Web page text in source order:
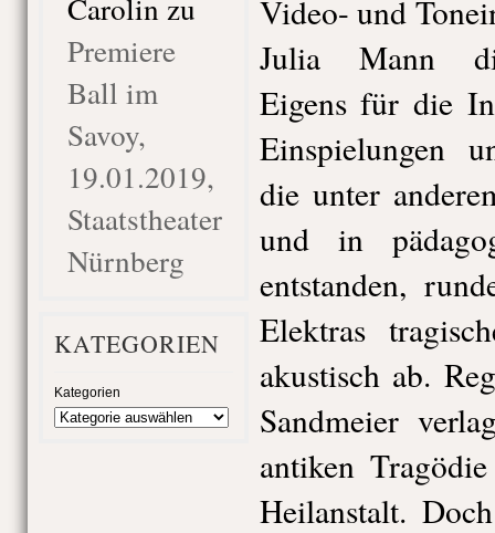
Carolin zu
Premiere
Ball im
Savoy,
19.01.2019,
Staatstheater
Nürnberg
KATEGORIEN
Kategorien
Video- und
Julia Mann
Eigens für die
Einspielungen
die unter
und in
entstanden,
Elektras
akustisch ab.
Sandmeier
antiken
Heilanstalt.